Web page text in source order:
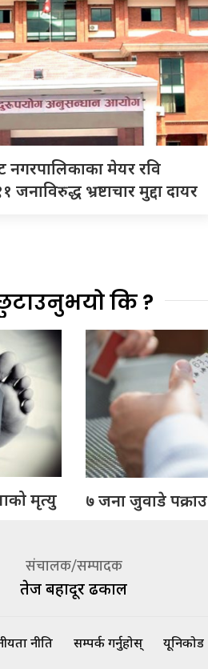
मेयर रवि
भ्रष्टाचार मुद्दा दायर
कि ?
मृत्यु ७ जना जुवाडे पक्राउ
संचालक/सम्पादक
तेज बहादूर ढकाल
नीति सम्पर्क गर्नुहोस् यूनिकोड